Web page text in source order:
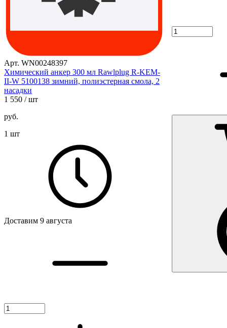
Арт. WN00248397
Химический анкер 300 мл Rawlplug R-KEM-
II-W 5100138 зимний, полиэстерная смола, 2
насадки
1 550 / шт
руб.
1 шт
Доставим 9 августа